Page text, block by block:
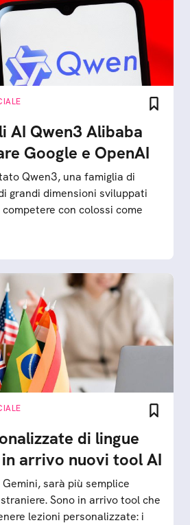
AI Qwen3 Alibaba
Google e OpenAI
Qwen3, una famiglia di
grandi dimensioni sviluppati
con colossi come
di lingue
arrivo nuovi tool AI
Gemini, sarà più semplice
Sono in arrivo tool che
lezioni personalizzate: i